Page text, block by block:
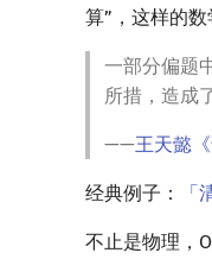
算”，这样的数
一部分偏题
所措，造成
——王天懿
经典例子：
不止是物理，